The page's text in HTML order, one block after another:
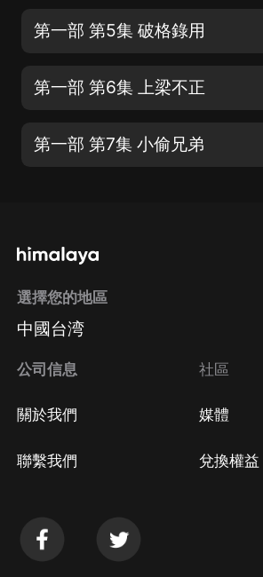
第一部 第5集 破格錄用
第一部 第6集 上梁不正
第一部 第7集 小偷兄弟
選擇您的地區
中國台湾
公司信息
關於我們
聯繫我們
社區
媒體
兌換權益